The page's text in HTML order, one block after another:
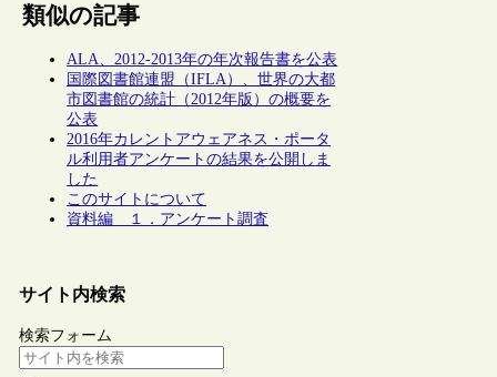
類似の記事
ALA、2012-2013年の年次報告書を公表
国際図書館連盟（IFLA）、世界の大都
市図書館の統計（2012年版）の概要を
公表
2016年カレントアウェアネス・ポータ
ル利用者アンケートの結果を公開しま
した
このサイトについて
資料編 １．アンケート調査
サイト内検索
検索フォーム